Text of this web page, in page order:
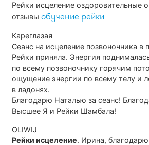
Рейки исцеление оздоровительные
отзывы обучение рейки
Кареглазая
Сеанс на исцеление позвоночника в
Рейки приняла. Энергия
по всему позвоночнику горячим
ощущение энергии по всему телу и
в ладонях.
Благодарю Наталью за сеанс!
Высшее Я и Рейки Шамбала!
OLIWIJ
Рейки исцеление. Ирина,